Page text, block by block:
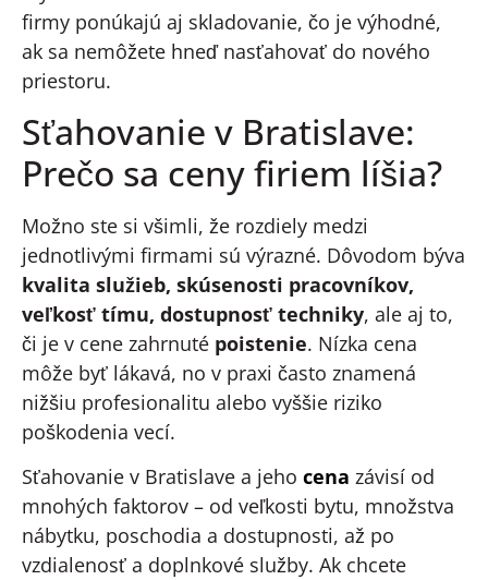
firmy ponúkajú aj skladovanie, čo je výhodné,
ak sa nemôžete hneď nasťahovať do nového
priestoru.
Sťahovanie v Bratislave:
Prečo sa ceny firiem líšia?
Možno ste si všimli, že rozdiely medzi
jednotlivými firmami sú výrazné. Dôvodom býva
kvalita služieb, skúsenosti pracovníkov,
veľkosť tímu, dostupnosť techniky, ale aj to,
či je v cene zahrnuté poistenie. Nízka cena
môže byť lákavá, no v praxi často znamená
nižšiu profesionalitu alebo vyššie riziko
poškodenia vecí.
Sťahovanie v Bratislave a jeho cena závisí od
mnohých faktorov – od veľkosti bytu, množstva
nábytku, poschodia a dostupnosti, až po
vzdialenosť a doplnkové služby. Ak chcete